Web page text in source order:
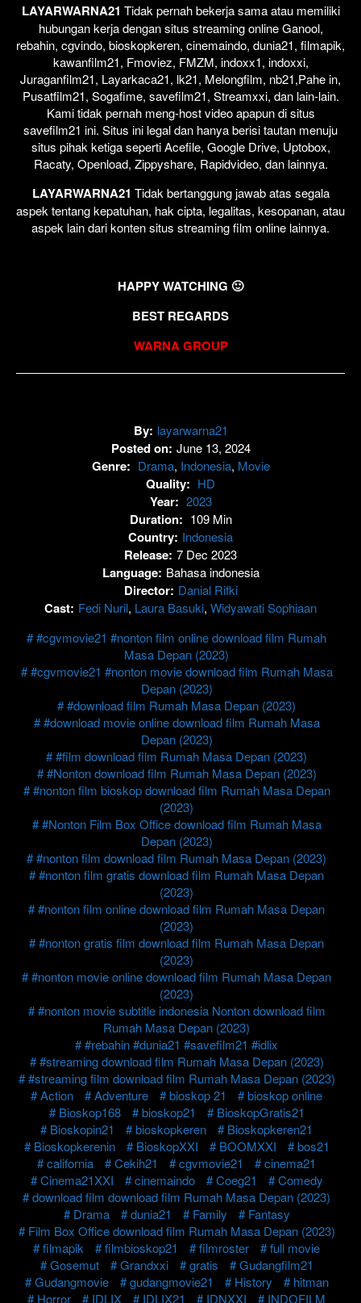
LAYARWARNA21 Tidak pernah bekerja sama atau memiliki
hubungan kerja dengan situs streaming online Ganool,
rebahin, cgvindo, bioskopkeren, cinemaindo, dunia21, filmapik,
kawanfilm21, Fmoviez, FMZM, indoxx1, indoxxi,
Juraganfilm21, Layarkaca21, lk21, Melongfilm, nb21,Pahe in,
Pusatfilm21, Sogafime, savefilm21, Streamxxi, dan lain-lain.
Kami tidak pernah meng-host video apapun di situs
savefilm21 ini. Situs ini legal dan hanya berisi tautan menuju
situs pihak ketiga seperti Acefile, Google Drive, Uptobox,
Racaty, Openload, Zippyshare, Rapidvideo, dan lainnya.
LAYARWARNA21 Tidak bertanggung jawab atas segala
aspek tentang kepatuhan, hak cipta, legalitas, kesopanan, atau
aspek lain dari konten situs streaming film online lainnya.
HAPPY WATCHING 🙂
BEST REGARDS
WARNA GROUP
By: layarwarna21
Posted on: June 13, 2024
Genre: Drama, Indonesia, Movie
Quality: HD
Year: 2023
Duration: 109 Min
Country: Indonesia
Release: 7 Dec 2023
Language: Bahasa indonesia
Director: Danial Rifki
Cast: Fedi Nuril, Laura Basuki, Widyawati Sophiaan
#cgvmovie21 #nonton film online download film Rumah
Masa Depan (2023)
#cgvmovie21 #nonton movie download film Rumah Masa
Depan (2023)
#download film Rumah Masa Depan (2023)
#download movie online download film Rumah Masa
Depan (2023)
#film download film Rumah Masa Depan (2023)
#Nonton download film Rumah Masa Depan (2023)
#nonton film bioskop download film Rumah Masa Depan
(2023)
#Nonton Film Box Office download film Rumah Masa
Depan (2023)
#nonton film download film Rumah Masa Depan (2023)
#nonton film gratis download film Rumah Masa Depan
(2023)
#nonton film online download film Rumah Masa Depan
(2023)
#nonton gratis film download film Rumah Masa Depan
(2023)
#nonton movie online download film Rumah Masa Depan
(2023)
#nonton movie subtitle indonesia Nonton download film
Rumah Masa Depan (2023)
#rebahin #dunia21 #savefilm21 #idlix
#streaming download film Rumah Masa Depan (2023)
#streaming film download film Rumah Masa Depan (2023)
Action
Adventure bioskop 21
bioskop online
Bioskop168
bioskop21
BioskopGratis21
Bioskopin21
bioskopkeren
Bioskopkeren21
Bioskopkerenin
BioskopXXI BOOMXXI
bos21
california
Cekih21 cgvmovie21
cinema21
Cinema21XXI
cinemaindo Coeg21
Comedy
download film download film Rumah Masa Depan (2023)
Drama
dunia21 Family
Fantasy
Film Box Office download film Rumah Masa Depan (2023)
filmapik
filmbioskop21 filmroster
full movie
Gosemut
Grandxxi gratis
Gudangfilm21
Gudangmovie
gudangmovie21 History
hitman
Horror
IDLIX IDLIX21 IDNXXI INDOFILM